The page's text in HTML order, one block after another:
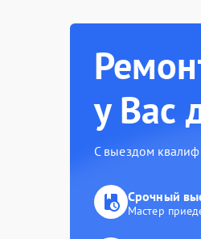
у Вас
С выездом
Срочный
Мастер